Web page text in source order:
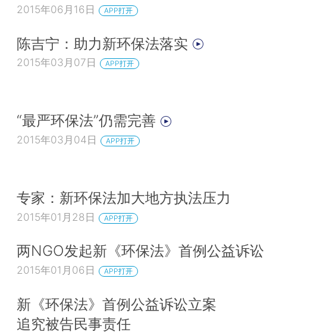
2015年06月16日 APP打开
陈吉宁：助力新环保法落实
2015年03月07日 APP打开
“最严环保法”仍需完善
2015年03月04日 APP打开
专家：新环保法加大地方执法压力
2015年01月28日 APP打开
两NGO发起新《环保法》首例公益诉讼
2015年01月06日 APP打开
新《环保法》首例公益诉讼立案
追究被告民事责任